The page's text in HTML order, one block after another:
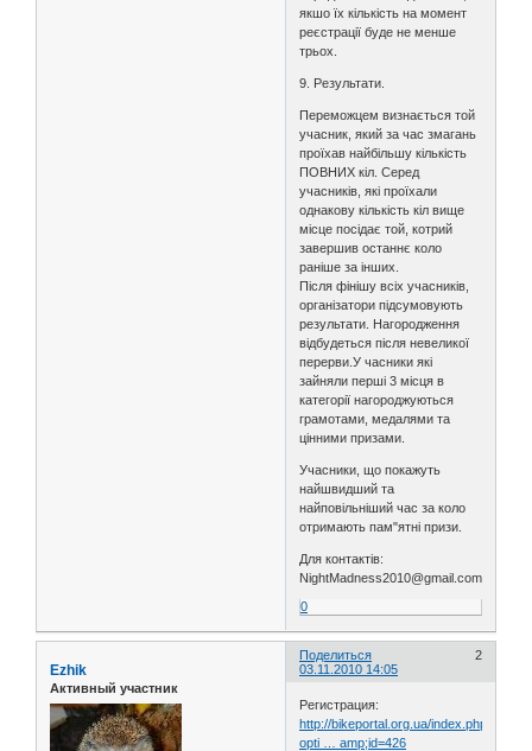
якшо їх кількість на момент
реєстрації буде не менше
трьох.
9. Результати.
Переможцем визнається той
учасник, який за час змагань
проїхав найбільшу кількість
ПОВНИХ кіл. Серед
учасників, які проїхали
однакову кількість кіл вище
місце посідає той, котрий
завершив останнє коло
раніше за інших.
Після фінішу всіх учасників,
організатори підсумовують
результати. Нагородження
відбудеться після невеликої
перерви.У часники які
зайняли перші 3 місця в
категорії нагороджуються
грамотами, медалями та
цінними призами.
Учасники, що покажуть
найшвидший та
найповільніший час за коло
отримають пам"ятні призи.
Для контактів:
NightMadness2010@gmail.com
0
Поделиться
2
03.11.2010 14:05
Ezhik
Активный участник
Регистрация:
http://bikeportal.org.ua/index.php?
opti … amp;id=426